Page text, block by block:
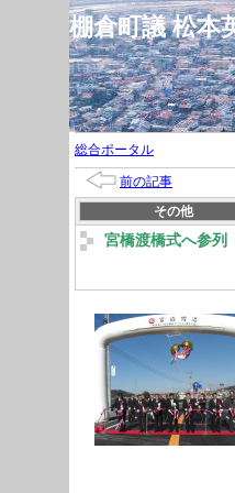
棚倉町議 松
総合ポータル
前の記事
その他
宮橋渡橋式へ参列